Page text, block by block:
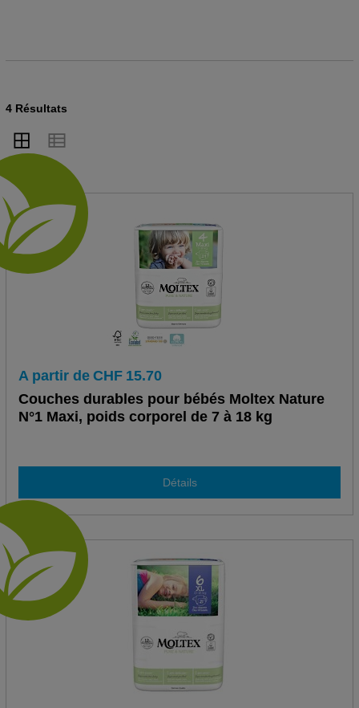
4 Résultats
A partir de CHF 15.70
Couches durables pour bébés Moltex Nature
N°1 Maxi, poids corporel de 7 à 18 kg
Détails